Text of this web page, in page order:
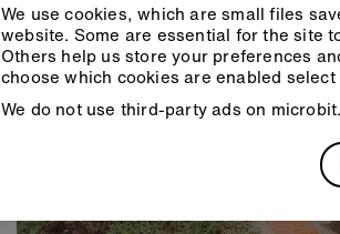
We use cookies, which are small files
website. Some are essential for the site
Others help us store your preferences
choose which cookies are enabled select
We do not use third-party ads on